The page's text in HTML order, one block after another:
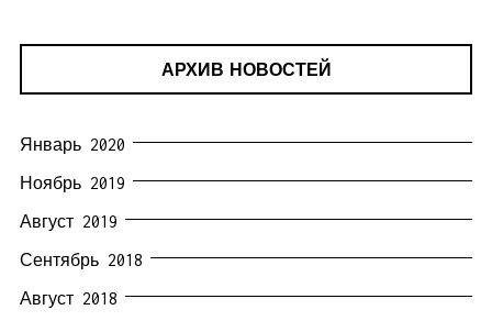
АРХИВ НОВОСТЕЙ
Январь 2020
Ноябрь 2019
Август 2019
Сентябрь 2018
Август 2018